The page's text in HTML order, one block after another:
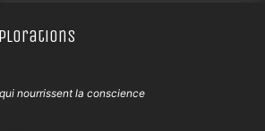
nourrissent la conscience